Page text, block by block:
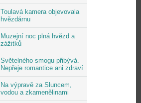
Toulavá kamera objevovala
hvězdárnu
Muzejní noc plná hvězd a
zážitků
Světelného smogu přibývá.
Nepřeje romantice ani zdraví
Na výpravě za Sluncem,
vodou a zkamenělinami